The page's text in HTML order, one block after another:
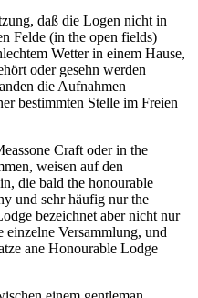
daß die Logen nicht in
Felde (in the open fields)
Wetter in einem Hause,
oder gesehn werden
die Aufnahmen
bestimmten Stelle im Freien
Craft oder in the
weisen auf den
die bald the honourable
und sehr häufig nur the
bezeichnet aber nicht nur
einzelne Versammlung, und
ane Honourable Lodge